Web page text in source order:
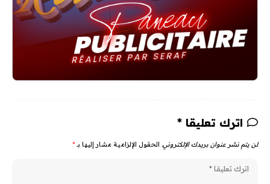
اترك تعليقا *
لن يتم نشر عنوان بريدك الإلكتروني. الحقول الإلزامية مشار إليها بـ *